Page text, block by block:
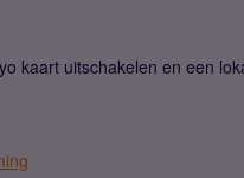
kaart uitschakelen en een